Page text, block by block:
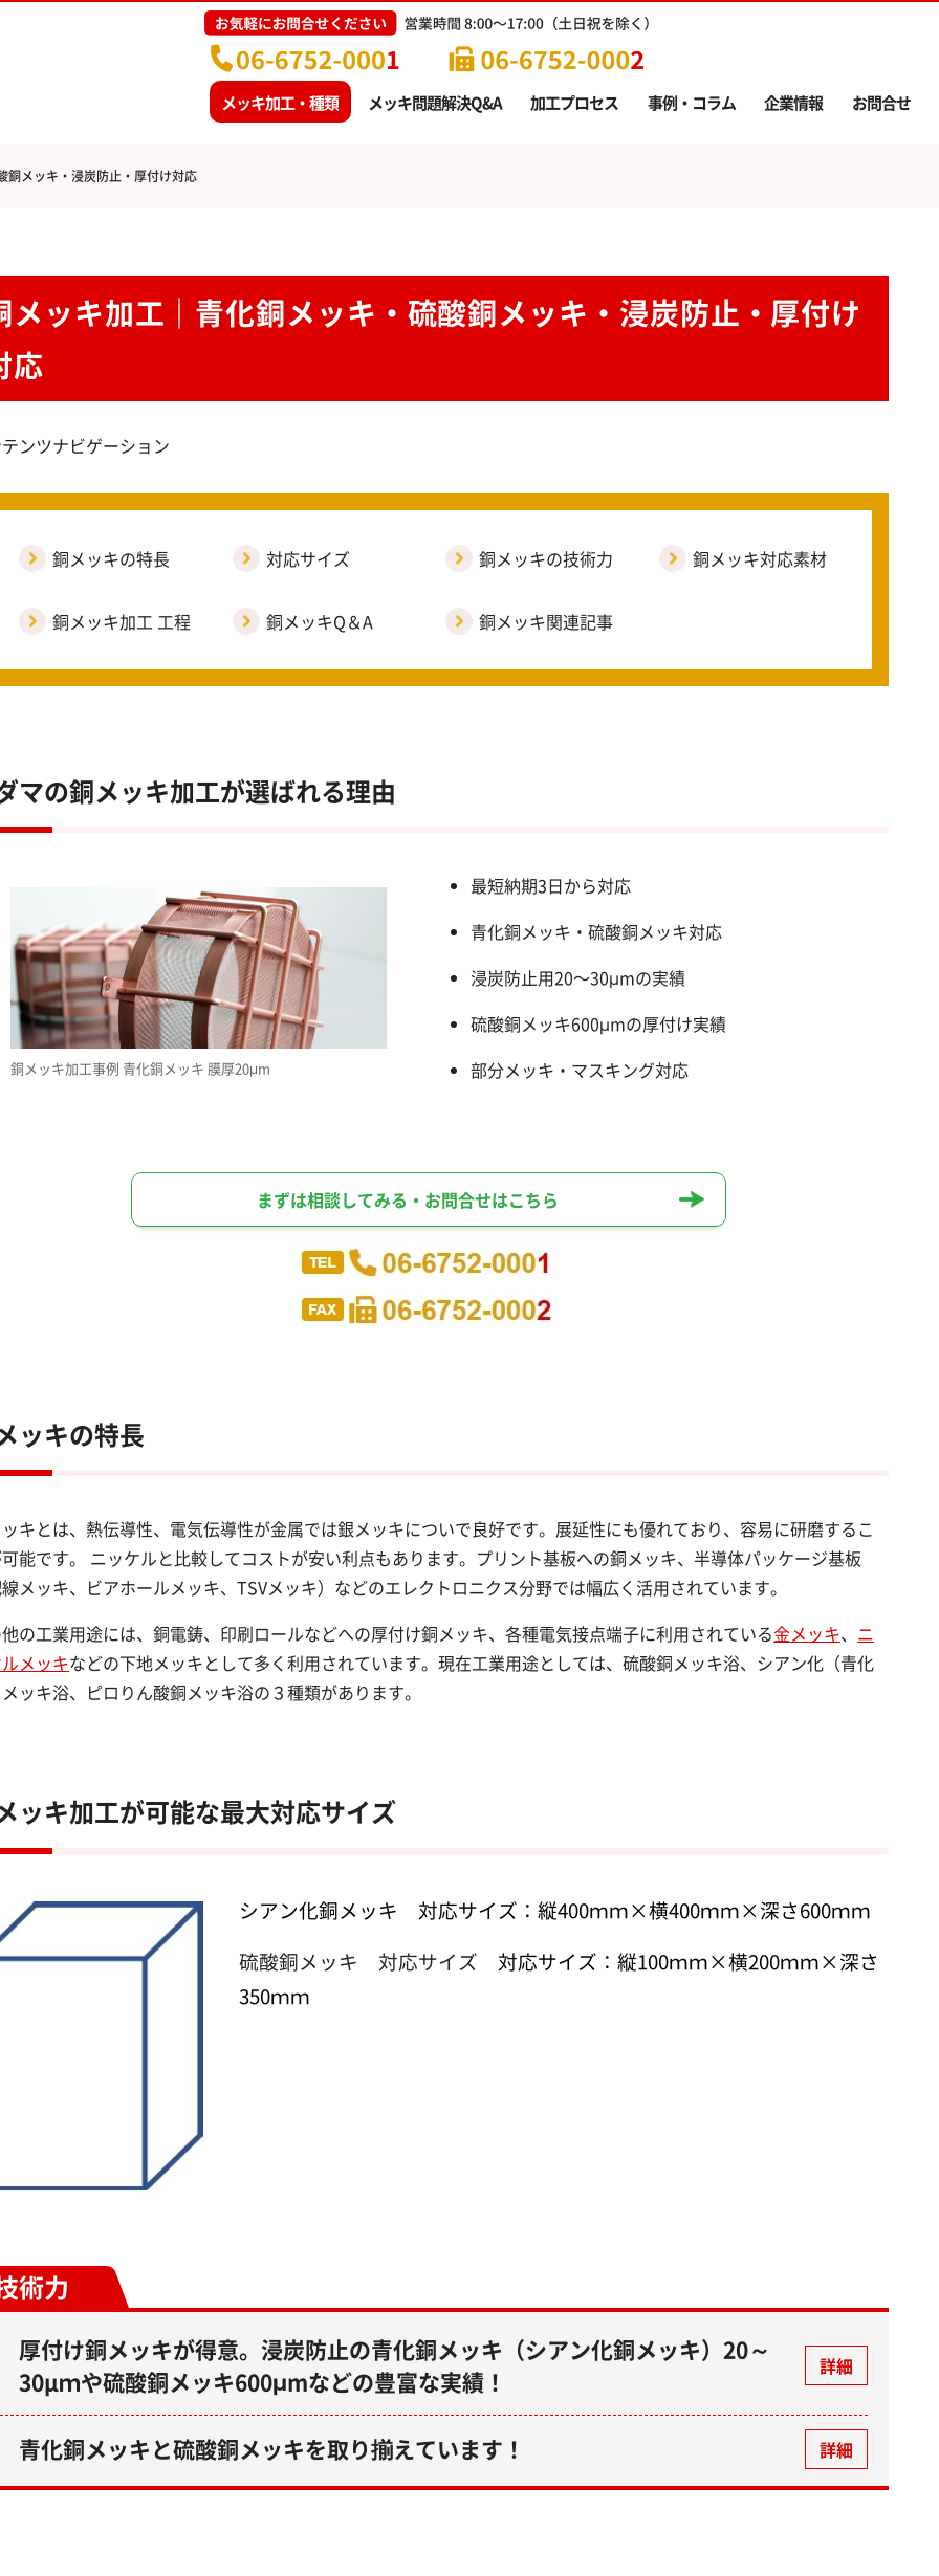
メッキ加工・種類 メッキ問題解決Q&A 加工プロセス 事例・コラム 企業情報 お問合せ
銅メッキ・浸炭防止・厚付け対応
メッキ加工｜青化銅メッキ・硫酸銅メッキ・浸炭防止・厚付け
応
ンツナビゲーション
銅メッキの特長 対応サイズ 銅メッキの技術力 銅メッキ対応素材
銅メッキ加工 工程 銅メッキQ＆A 銅メッキ関連記事
マの銅メッキ加工が選ばれる理由
銅メッキ加工事例 青化銅メッキ 膜厚20μm
最短納期3日から対応
青化銅メッキ・硫酸銅メッキ対応
浸炭防止用20〜30μmの実績
硫酸銅メッキ600μmの厚付け実績
部分メッキ・マスキング対応
まずは相談してみる・お問合せはこちら
ッキの特長
キとは、熱伝導性、電気伝導性が金属では銀メッキについで良好です。展延性にも優れており、容易に研磨するこ
能です。 ニッケルと比較してコストが安い利点もあります。プリント基板への銅メッキ、半導体パッケージ基板
メッキ、ビアホールメッキ、TSVメッキ）などのエレクトロニクス分野では幅広く活用されています。
の工業用途には、銅電鋳、印刷ロールなどへの厚付け銅メッキ、各種電気接点端子に利用されている金メッキ、 ニ
メッキなどの下地メッキとして多く利用されています。現在工業用途としては、硫酸銅メッキ浴、シアン化（青化
ッキ浴、ピロりん酸銅メッキ浴の３種類があります。
ッキ加工が可能な最大対応サイズ
シアン化銅メッキ 対応サイズ：縦400ｍｍ×横400ｍｍ×深さ600ｍｍ
硫酸銅メッキ 対応サイズ 対応サイズ：縦100ｍｍ×横200ｍｍ×深さ
350ｍｍ
術力
厚付け銅メッキが得意。浸炭防止の青化銅メッキ（シアン化銅メッキ）20～
30µｍや硫酸銅メッキ600μmなどの豊富な実績！
詳細
青化銅メッキと硫酸銅メッキを取り揃えています！ 詳細